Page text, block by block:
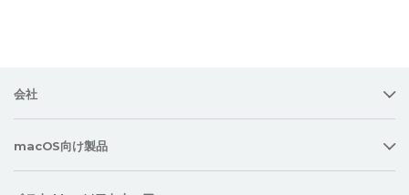
会社
macOS向け製品